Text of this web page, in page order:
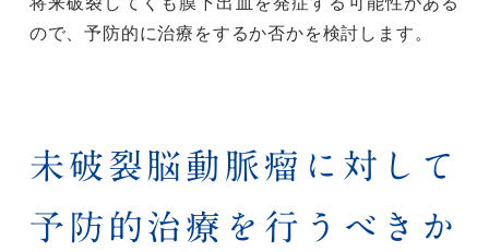
ので、予防的に治療をするか否かを検討します。
未破裂脳動脈瘤に対して
予防的治療を行うべきか